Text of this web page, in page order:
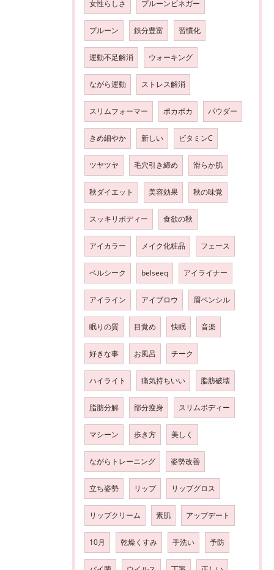
女性らしさ プルーンビネガー
プルーン 鉄分豊富 習慣化
運動不足解消 ウォーキング
ながら運動 ストレス解消
スリムフォーマー ポカポカ パウダー
きめ細やか 新しい ビタミンC
ツヤツヤ 毛穴引き締め 滑らか肌
秋ダイエット 美容効果 秋の味覚
スッキリボディー 食欲の秋
アイカラー メイク化粧品 フェース
ベルシーク belseeq アイライナー
アイライン アイブロウ 眉ペンシル
眠りの質 目覚め 快眠 音楽
好きな事 お風呂 チーク
ハイライト 痛気持ちいい 脂肪破壊
脂肪分解 部分瘦身 スリムボディー
マシーン 歩き方 美しく
ながらトレーニング 姿勢改善
立ち姿勢 リップ リップグロス
リップクリーム 素肌 アップデート
10月 乾燥くすみ 手洗い 予防